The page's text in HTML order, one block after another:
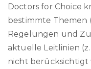
Doctors for Choice
bestimmte Themen
Regelungen und
aktuelle Leitlinien
nicht berücksichtigt